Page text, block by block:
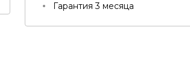
Гарантия 3 месяца